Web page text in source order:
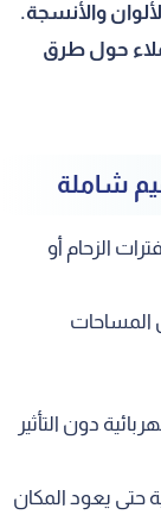
والأنسجة.
حول طرق
الزحام أو
المساحات
دون التأثير
حتى يعود المكان